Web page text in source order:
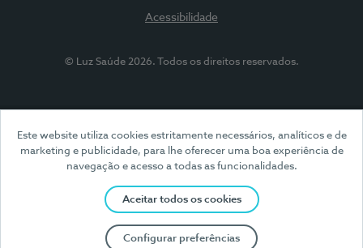
Este website utiliza cookies estritamente necessários, analíticos e de
marketing e publicidade, para lhe oferecer uma boa experiência de
navegação e acesso a todas as funcionalidades.
Aceitar todos os cookies
Configurar preferências
Acessibilidade
© Luz Saúde 2026. Todos os direitos reservados.